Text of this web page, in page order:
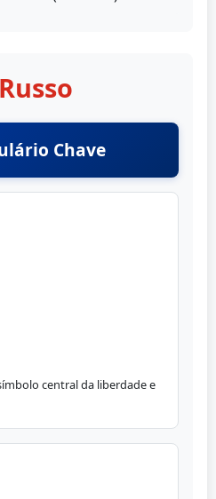
Chave
central da liberdade e